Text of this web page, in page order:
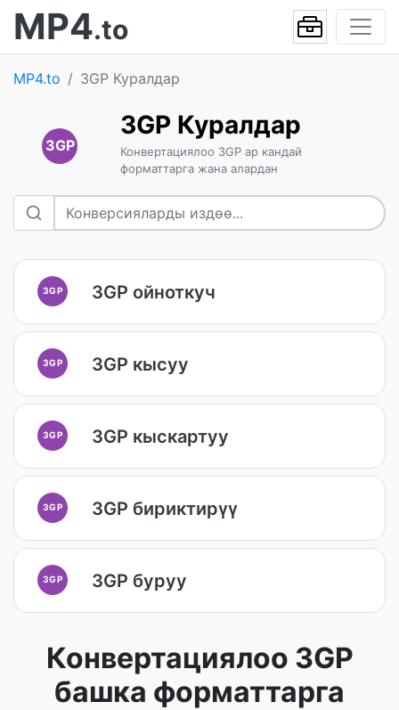
MP4.to
MP4.to 3GP Куралдар
3GP
3GP Куралдар
Конвертациялоо 3GP ар кандай
форматтарга жана алардан
3GP 3GP ойноткуч
3GP 3GP кысуу
3GP 3GP кыскартуу
3GP 3GP бириктирүү
3GP 3GP буруу
Конвертациялоо 3GP
башка форматтарга